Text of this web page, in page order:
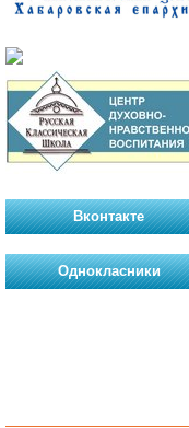
Вконтакте
Однокласники